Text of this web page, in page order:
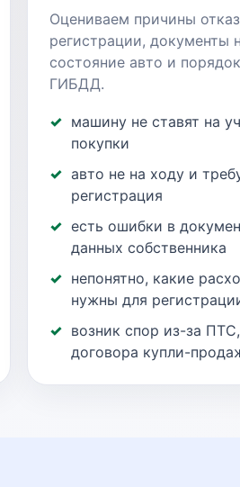
Оцениваем причины
регистрации, документы
состояние авто и
ГИБДД.
машину не ставят на
покупки
авто не на ходу и
регистрация
есть ошибки в
данных собственника
непонятно, какие
нужны для
возник спор из-за
договора купли-